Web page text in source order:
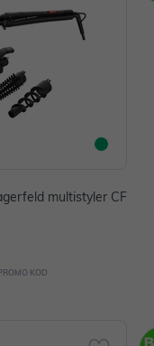
multistyler CF
KOD